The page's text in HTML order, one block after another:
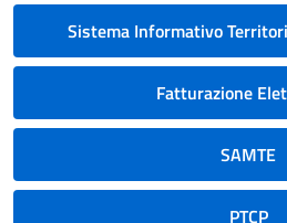
Sistema Informativo
Fatturazione
SAMTE
PTCP